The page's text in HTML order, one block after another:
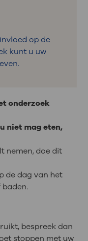
op de
kunt u uw
onderzoek
niet mag eten,
nemen, doe dit
de dag van het
bespreek dan
stoppen met uw